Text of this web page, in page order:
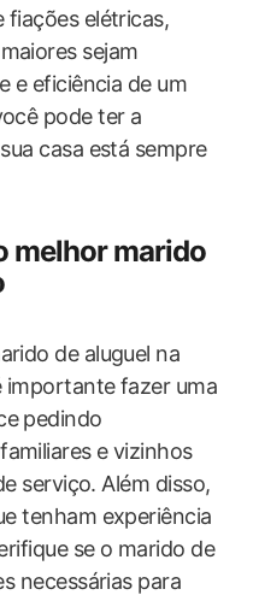
fiações elétricas,
sejam
e eficiência de um
pode ter a
casa está sempre
melhor marido
de aluguel na
importante fazer uma
pedindo
e vizinhos
serviço. Além disso,
tenham experiência
se o marido de
necessárias para